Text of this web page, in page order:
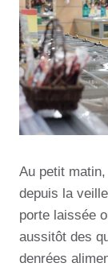
Au petit
depuis la
porte laissée
aussitôt des
denrées